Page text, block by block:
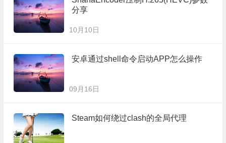
分享
10月10日
安卓通过shell命令启动APP怎么操作
09月16日
Steam如何绕过clash的全局代理